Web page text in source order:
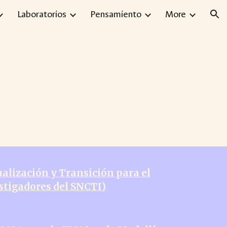
Laboratorios Pensamiento More
y Transición para el
del SNCTI)